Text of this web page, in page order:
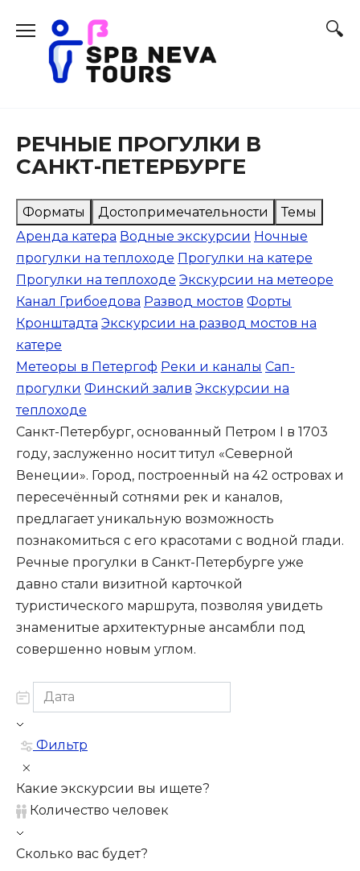
содержанию
РЕЧНЫЕ ПРОГУЛКИ В
САНКТ-ПЕТЕРБУРГЕ
Форматы Достопримечательности
Темы
Аренда катера Водные экскурсии Ночные
прогулки на теплоходе Прогулки на катере
Прогулки на теплоходе Экскурсии на метеоре
Канал Грибоедова Развод мостов Форты
Кронштадта Экскурсии на развод мостов на
катере
Метеоры в Петергоф Реки и каналы Сап-
прогулки Финский залив Экскурсии на
теплоходе
Санкт-Петербург, основанный Петром I в 1703
году, заслуженно носит титул «Северной
Венеции». Город, построенный на 42 островах и
пересечённый сотнями рек и каналов,
предлагает уникальную возможность
познакомиться с его красотами с водной глади.
Речные прогулки в Санкт-Петербурге уже
давно стали визитной карточкой
туристического маршрута, позволяя увидеть
знаменитые архитектурные ансамбли под
совершенно новым углом.
Фильтр
Какие экскурсии вы ищете?
Количество человек
Сколько вас будет?